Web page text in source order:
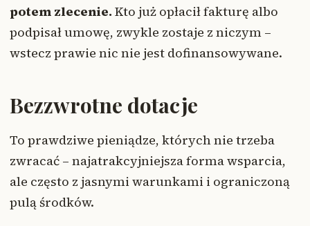
potem zlecenie. Kto już opłacił fakturę albo
podpisał umowę, zwykle zostaje z niczym –
wstecz prawie nic nie jest dofinansowywane.
Bezzwrotne dotacje
To prawdziwe pieniądze, których nie trzeba
zwracać – najatrakcyjniejsza forma wsparcia,
ale często z jasnymi warunkami i ograniczoną
pulą środków.